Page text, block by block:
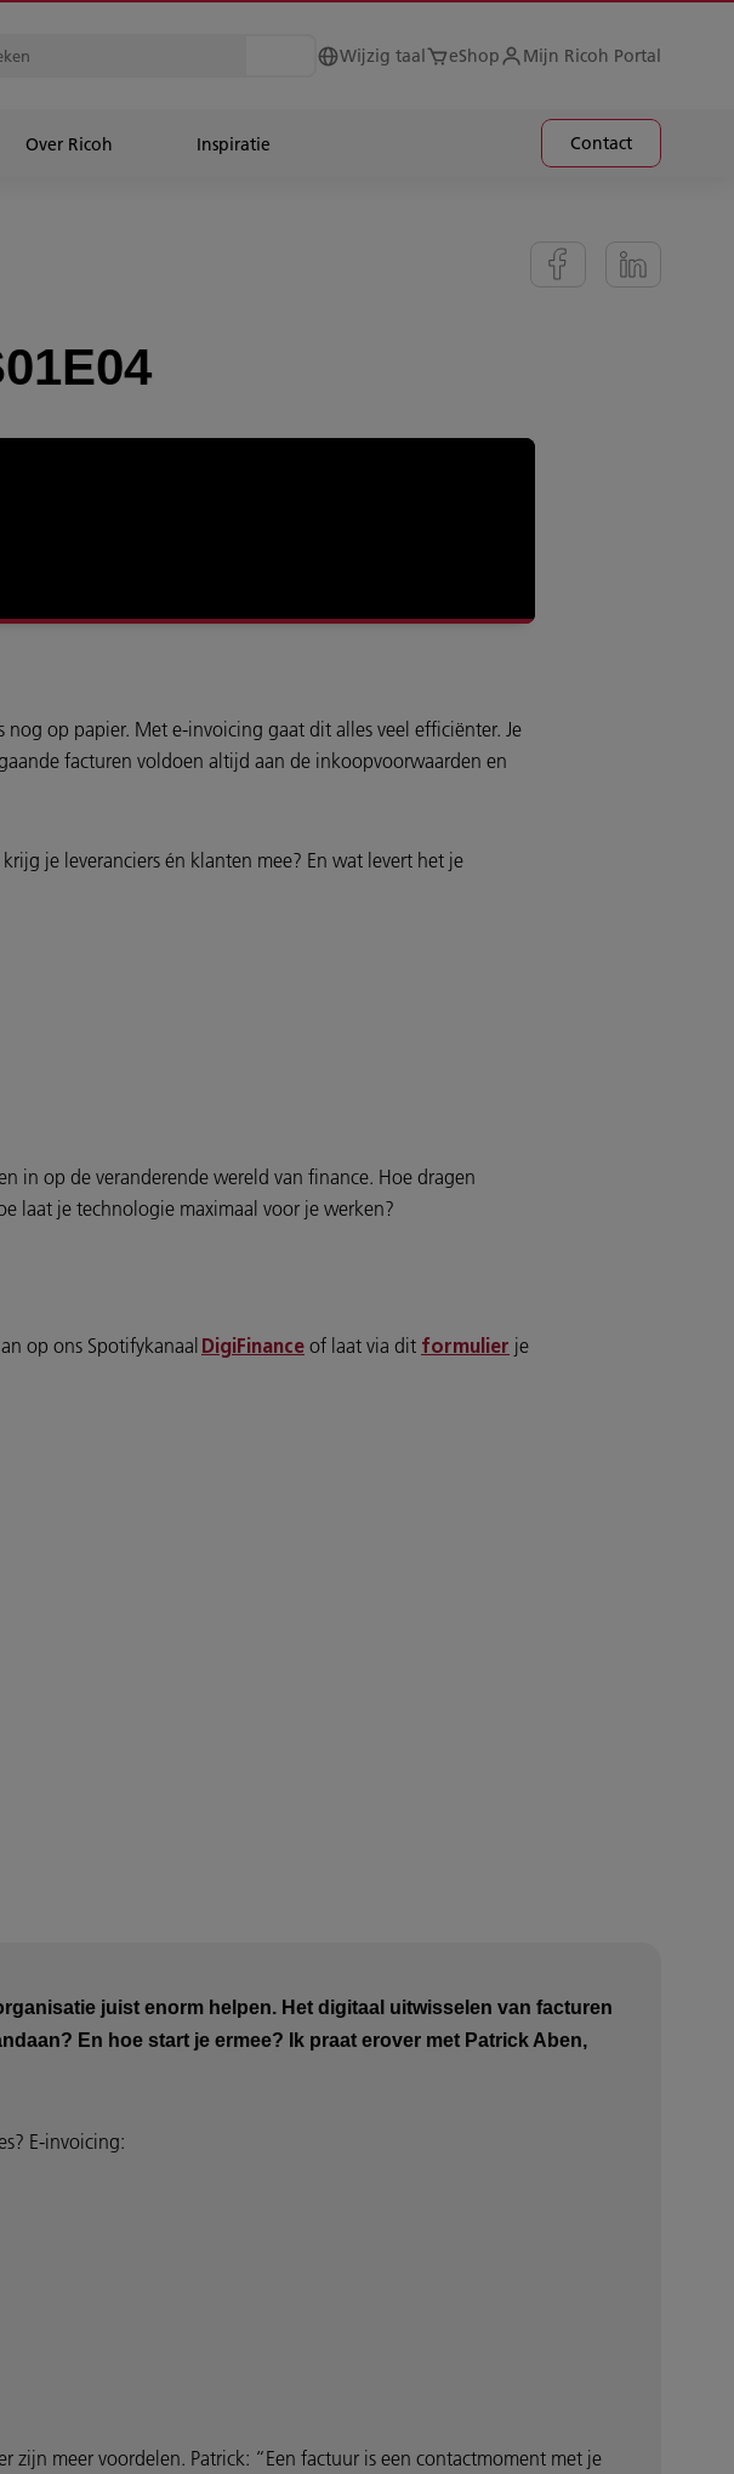
Wijzig taal eShop Mijn Ricoh Portal
Over Ricoh Inspiratie Contact
op papier. Met e-invoicing gaat dit alles veel efficiënter. Je
facturen voldoen altijd aan de inkoopvoorwaarden en
je leveranciers én klanten mee? En wat levert het je
in op de veranderende wereld van finance. Hoe dragen
laat je technologie maximaal voor je werken?
op ons Spotifykanaal DigiFinance of laat via dit formulier je
juist enorm helpen. Het digitaal uitwisselen van facturen
En hoe start je ermee? Ik praat erover met Patrick Aben,
E-invoicing:
zijn meer voordelen. Patrick: “Een factuur is een contactmoment met je